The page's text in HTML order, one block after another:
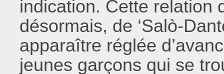
indication. Cette relation
désormais, de ‘Salò-
apparaître réglée
jeunes garçons qui se